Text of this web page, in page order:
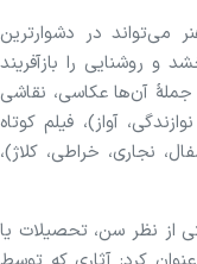
می‌تواند در دشوارترین
و روشنایی را بازآفریند
آن‌ها عکاسی، نقاشی
آواز)، فیلم کوتاه
سفال، نجاری، خراطی، کلاژ)،
از نظر سن، تحصیلات یا